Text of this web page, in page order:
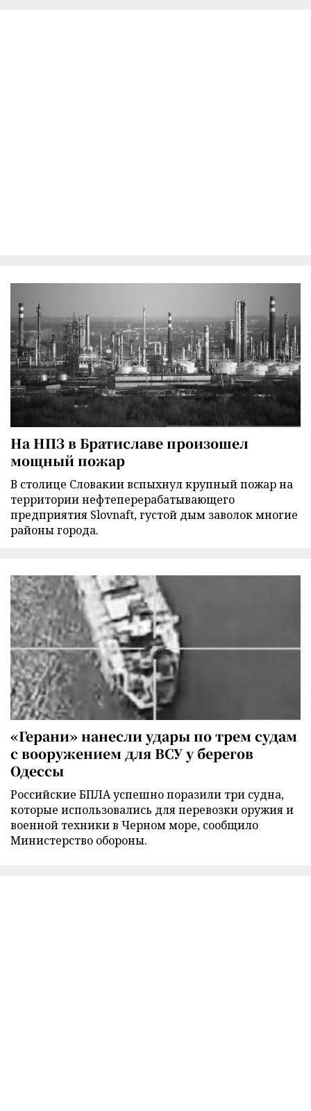
На НПЗ в Братиславе произошел
мощный пожар
В столице Словакии вспыхнул крупный пожар на
территории нефтеперерабатывающего
предприятия Slovnaft, густой дым заволок многие
районы города.
«Герани» нанесли удары по трем судам
с вооружением для ВСУ у берегов
Одессы
Российские БПЛА успешно поразили три судна,
которые использовались для перевозки оружия и
военной техники в Черном море, сообщило
Министерство обороны.